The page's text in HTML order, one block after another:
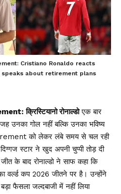
Cristiano Ronaldo reacts
about retirement plans
क्रिस्टियानो रोनाल्डोएक बार
उनका गोल नहीं बल्कि उनका भविष्य
को लेकर लंबे समय से चल रही
स्टार ने खुद अपनी चुप्पी तोड़ दी
के बाद रोनाल्डो ने साफ कहा कि
वर्ल्ड कप 2026 जीतने पर है। उन्होंने
फैसला जल्दबाजी में नहीं लिया